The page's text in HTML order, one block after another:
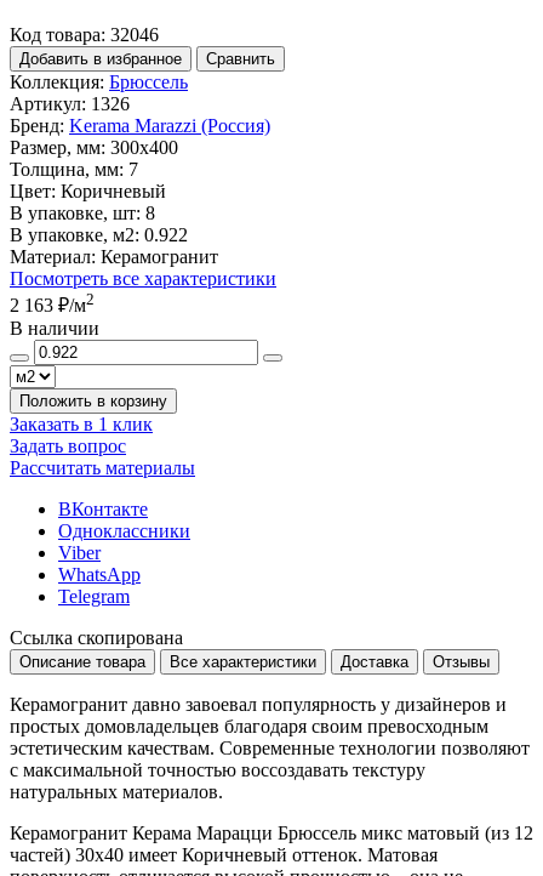
Код товара: 32046
Добавить в избранное Сравнить
Коллекция: Брюссель
Артикул: 1326
Бренд: Kerama Marazzi (Россия)
Размер, мм: 300x400
Толщина, мм: 7
Цвет: Коричневый
В упаковке, шт: 8
В упаковке, м2: 0.922
Материал: Керамогранит
Посмотреть все характеристики
2 163 ₽/м2
В наличии
Положить в корзину
Заказать в 1 клик
Задать вопрос
Рассчитать материалы
ВКонтакте
Одноклассники
Viber
WhatsApp
Telegram
Ссылка скопирована
Описание товара Все характеристики Доставка Отзывы
Керамогранит давно завоевал популярность у дизайнеров и
простых домовладельцев благодаря своим превосходным
эстетическим качествам. Современные технологии позволяют
с максимальной точностью воссоздавать текстуру
натуральных материалов.
Керамогранит Керама Марацци Брюссель микс матовый (из 12
частей) 30x40 имеет Коричневый оттенок. Матовая